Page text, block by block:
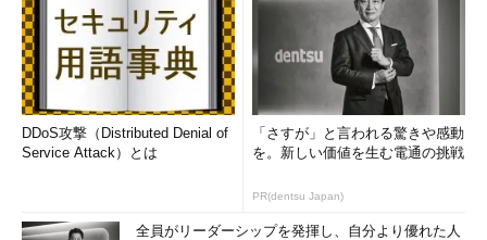
DDoS攻撃（Distributed Denial of
Service Attack）とは
「さすが」と言われる驚きや感動
を。新しい価値を生む電通の挑戦
PR(dentsu Japan)
全員がリーダーシップを発揮し、自分より優れた人